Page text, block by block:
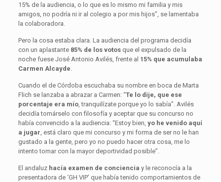
15% de la audiencia, o lo que es lo mismo mi familia y mis
amigos, no podría ni ir al colegio a por mis hijos”, se lamentaba
la colaboradora.
Pero la cosa estaba clara. La audiencia del programa decidía
con un aplastante 85% de los votos que el expulsado de la
noche fuese José Antonio Avilés, frente al 15% que acumulaba
Carmen Alcayde
Cuando el de Córdoba escuchaba su nombre en boca de Marta
Flich se lanzaba a abrazar a Carmen: “Te lo dije, que ese
porcentaje era mío, tranquilízate porque yo lo sabía”. Avilés
decidía tomárselo con filosofía y aceptar que su concurso no
había convencido a la audiencia: “Estoy bien, yo he venido aquí
a jugar , está claro que mi concurso y mi forma de ser no le han
gustado a la gente, pero yo no puedo hacer otra cosa, me lo
intento tomar con la mayor deportividad posible”.
El andaluz hacía examen de conciencia y le reconocía a la
presentadora de ‘GH VIP’ que había tenido comportamientos de